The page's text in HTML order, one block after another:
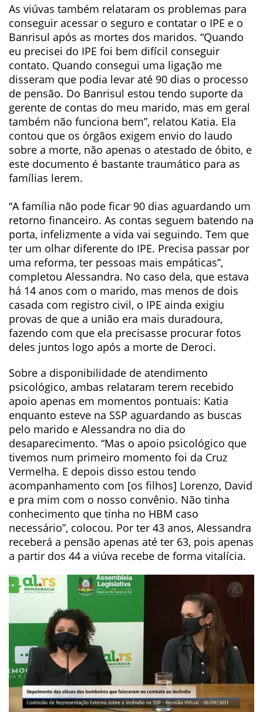
As viúvas também relataram os problemas para
conseguir acessar o seguro e contatar o IPE e o
Banrisul após as mortes dos maridos. “Quando
eu precisei do IPE foi bem difícil conseguir
contato. Quando consegui uma ligação me
disseram que podia levar até 90 dias o processo
de pensão. Do Banrisul estou tendo suporte da
gerente de contas do meu marido, mas em geral
também não funciona bem”, relatou Katia. Ela
contou que os órgãos exigem envio do laudo
sobre a morte, não apenas o atestado de óbito, e
este documento é bastante traumático para as
famílias lerem.
“A família não pode ficar 90 dias aguardando um
retorno financeiro. As contas seguem batendo na
porta, infelizmente a vida vai seguindo. Tem que
ter um olhar diferente do IPE. Precisa passar por
uma reforma, ter pessoas mais empáticas”,
completou Alessandra. No caso dela, que estava
há 14 anos com o marido, mas menos de dois
casada com registro civil, o IPE ainda exigiu
provas de que a união era mais duradoura,
fazendo com que ela precisasse procurar fotos
deles juntos logo após a morte de Deroci.
Sobre a disponibilidade de atendimento
psicológico, ambas relataram terem recebido
apoio apenas em momentos pontuais: Katia
enquanto esteve na SSP aguardando as buscas
pelo marido e Alessandra no dia do
desaparecimento. “Mas o apoio psicológico que
tivemos num primeiro momento foi da Cruz
Vermelha. E depois disso estou tendo
acompanhamento com [os filhos] Lorenzo, David
e pra mim com o nosso convênio. Não tinha
conhecimento que tinha no HBM caso
necessário”, colocou. Por ter 43 anos, Alessandra
receberá a pensão apenas até ter 63, pois apenas
a partir dos 44 a viúva recebe de forma vitalícia.